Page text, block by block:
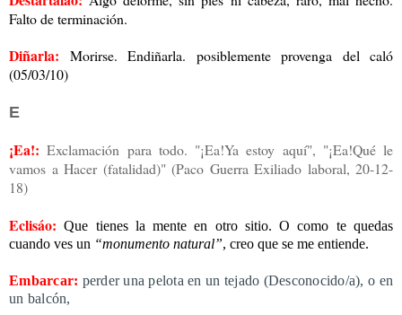
Falto de terminación.
Diñarla:
Morirse. Endiñarla. posiblemente provenga del caló
(05/03/10)
E
¡Ea!: Exclamación para todo. "¡Ea!Ya estoy aquí", "¡Ea!Qué le
vamos a Hacer (fatalidad)" (Paco Guerra Exiliado laboral, 20-12-
18)
Eclisáo: Que tienes la mente en otro sitio. O como te quedas
cuando ves un “monumento natural”, creo que se me entiende.
Embarcar: perder una pelota en un tejado (Desconocido/a), o en
un balcón,